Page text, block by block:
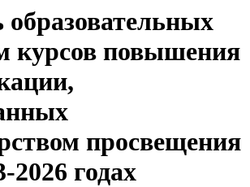
образовательных
курсов повышения
просвещения
2026 годах